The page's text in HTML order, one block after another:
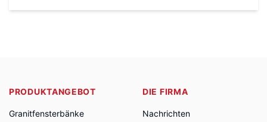
PRODUKTANGEBOT
Granitfensterbänke
DIE FIRMA
Nachrichten